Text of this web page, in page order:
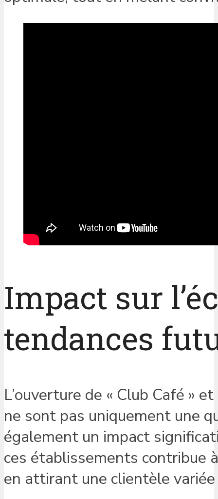
Impact sur
tendances
L’ouverture de « Club Café »
ne sont pas uniquement une
également un impact
ces établissements contribue
en attirant une clientèle